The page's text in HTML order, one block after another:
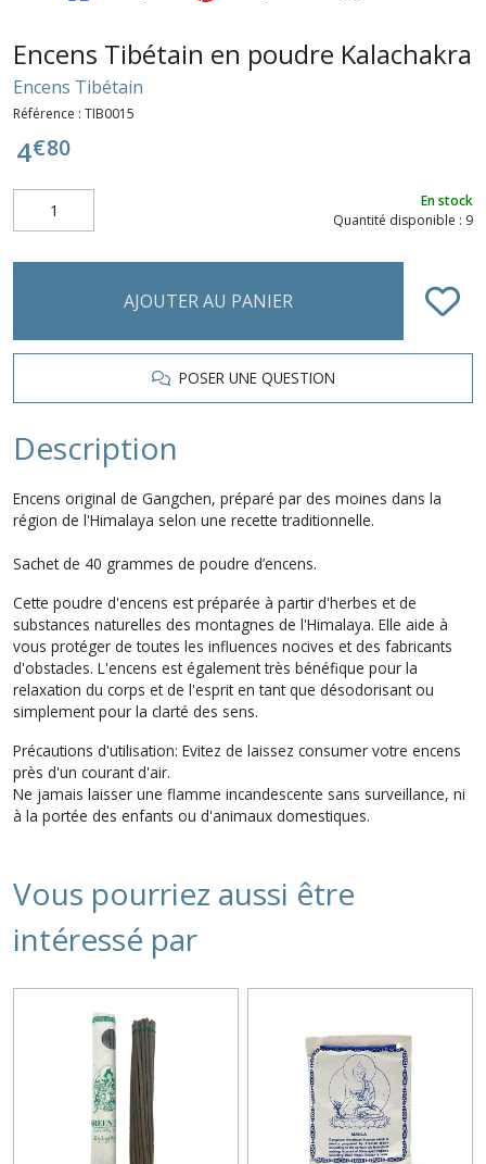
Encens Tibétain en poudre Kalachakra
Encens Tibétain
Référence : TIB0015
4€80
En stock
Quantité disponible : 9
AJOUTER AU PANIER
POSER UNE QUESTION
Description
Encens original de Gangchen, préparé par des moines dans la
région de l'Himalaya selon une recette traditionnelle.
Sachet de 40 grammes de poudre d’encens.
Cette poudre d'encens est préparée à partir d'herbes et de
substances naturelles des montagnes de l'Himalaya. Elle aide à
vous protéger de toutes les influences nocives et des fabricants
d'obstacles. L'encens est également très bénéfique pour la
relaxation du corps et de l'esprit en tant que désodorisant ou
simplement pour la clarté des sens.
Précautions d'utilisation: Evitez de laissez consumer votre encens
près d'un courant d'air.
Ne jamais laisser une flamme incandescente sans surveillance, ni
à la portée des enfants ou d'animaux domestiques.
Vous pourriez aussi être
intéressé par